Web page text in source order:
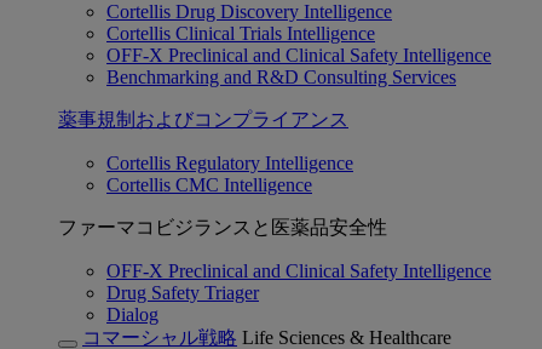
Cortellis Drug Discovery Intelligence
Cortellis Clinical Trials Intelligence
OFF-X Preclinical and Clinical Safety Intelligence
Benchmarking and R&D Consulting Services
薬事規制およびコンプライアンス
Cortellis Regulatory Intelligence
Cortellis CMC Intelligence
ファーマコビジランスと医薬品安全性
OFF-X Preclinical and Clinical Safety Intelligence
Drug Safety Triager
Dialog
コマーシャル戦略 Life Sciences & Healthcare